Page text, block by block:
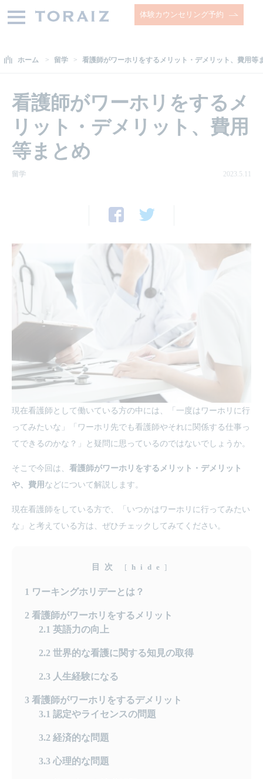
体験カウンセリング予約
ホーム 留学 看護師がワーホリをするメリット・デメリット、費用等
看護師がワーホリをするメ
リット・デメリット、費用
等まとめ
留学 2023.5.11
現在看護師として働いている方の中には、「一度はワーホリに行
ってみたいな」「ワーホリ先でも看護師やそれに関係する仕事っ
てできるのかな？」と疑問に思っているのではないでしょうか。
そこで今回は、 看護師がワーホリをするメリット・デメリット
や、費用 などについて解説します。
現在看護師をしている方で、「いつかはワーホリに行ってみたい
な」と考えている方は、ぜひチェックしてみてください。
目次 [ hide ]
1 ワーキングホリデーとは？
2 看護師がワーホリをするメリット
2.1 英語力の向上
2.2 世界的な看護に関する知見の取得
2.3 人生経験になる
3 看護師がワーホリをするデメリット
3.1 認定やライセンスの問題
3.2 経済的な問題
3.3 心理的な問題